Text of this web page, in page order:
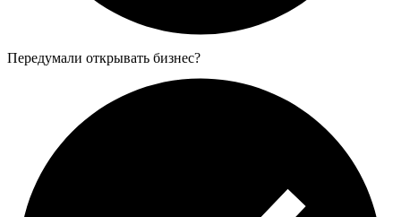
Передумали открывать бизнес?